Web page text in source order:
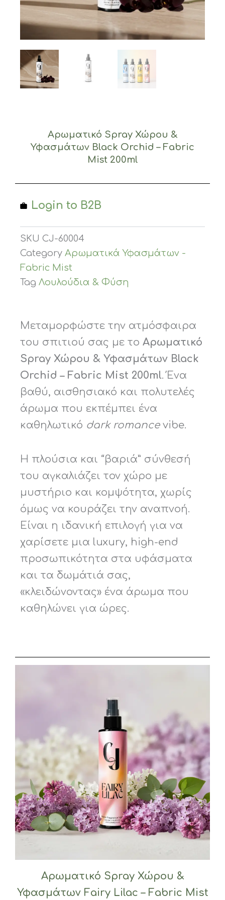
Αρωματικό Spray Χώρου &
Υφασμάτων Black Orchid – Fabric
Mist 200ml
Login to B2B
SKU CJ-60004
Category Αρωματικά Υφασμάτων -
Fabric Mist
Tag Λουλούδια & Φύση
Μεταμορφώστε την ατμόσφαιρα
του σπιτιού σας με το Αρωματικό
Spray Χώρου & Υφασμάτων Black
Orchid – Fabric Mist 200ml. Ένα
βαθύ, αισθησιακό και πολυτελές
άρωμα που εκπέμπει ένα
καθηλωτικό dark romancevibe.
Η πλούσια και “βαριά” σύνθεσή
του αγκαλιάζει τον χώρο με
μυστήριο και κομψότητα, χωρίς
όμως να κουράζει την αναπνοή.
Είναι η ιδανική επιλογή για να
χαρίσετε μια luxury, high-end
προσωπικότητα στα υφάσματα
και τα δωμάτιά σας,
«κλειδώνοντας» ένα άρωμα που
καθηλώνει για ώρες.
Αρωματικό Spray Χώρου &
Υφασμάτων Fairy Lilac – Fabric Mist